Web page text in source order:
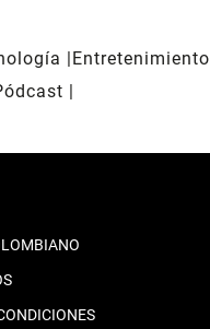
Entretenimiento